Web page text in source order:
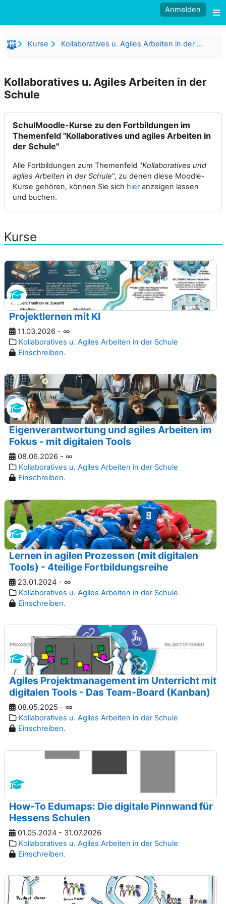
Anmelden
Kurse Kollaboratives u. Agiles Arbeiten in der Schule
Kollaboratives u. Agiles Arbeiten in der
Schule
Blöcke
SchulMoodle-Kurse zu den Fortbildungen im Themenfeld
SchulMoodle-Kurse zu den Fortbildungen im
Themenfeld "Kollaboratives und agiles Arbeiten in
der Schule"
Alle Fortbildungen zum Themenfeld "Kollaboratives und
agiles Arbeiten in der Schule", zu denen diese Moodle-
Kurse gehören, können Sie sich hieranzeigen lassen
und buchen.
Kurse
Projektlernen mit KI
11.03.2026 - ∞
Kollaboratives u. Agiles Arbeiten in der Schule
Einschreiben.
Eigenverantwortung und agiles Arbeiten im
Fokus - mit digitalen Tools
08.06.2026 - ∞
Kollaboratives u. Agiles Arbeiten in der Schule
Einschreiben.
Lernen in agilen Prozessen (mit digitalen
Tools) - 4teilige Fortbildungsreihe
23.01.2024 - ∞
Kollaboratives u. Agiles Arbeiten in der Schule
Einschreiben.
Agiles Projektmanagement im Unterricht mit
digitalen Tools - Das Team-Board (Kanban)
08.05.2025 - ∞
Kollaboratives u. Agiles Arbeiten in der Schule
Einschreiben.
How-To Edumaps: Die digitale Pinnwand für
Hessens Schulen
01.05.2024 - 31.07.2026
Kollaboratives u. Agiles Arbeiten in der Schule
Einschreiben.